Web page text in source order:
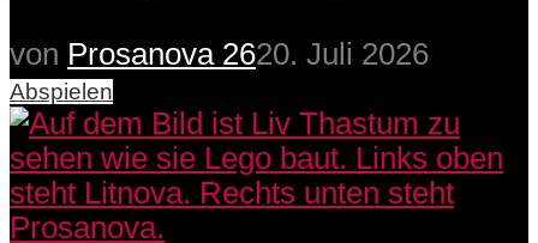
von Prosanova 2620. Juli 2026
Abspielen